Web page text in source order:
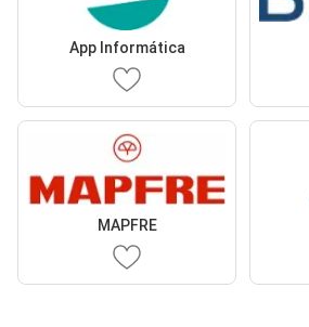
App Informática
MAPFRE